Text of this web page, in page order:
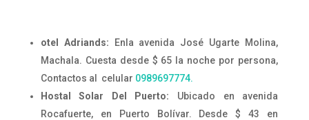
otel Adriands:
Enla avenida José Ugarte Molina,
Machala. Cuesta desde $ 65 la noche por persona,
Contactos al celular 0989697774.
Hostal Solar Del Puerto: Ubicado en avenida
Rocafuerte, en Puerto Bolívar. Desde $ 43 en